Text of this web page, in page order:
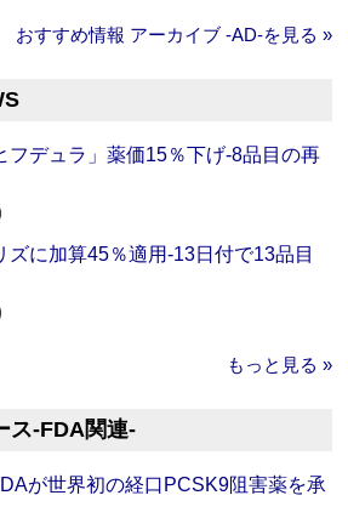
おすすめ情報 アーカイブ ‐AD‐を見る »
フデュラ」薬価15％下げ‐8品目の再
ズに加算45％適用‐13日付で13品目
もっと見る »
‐FDA関連‐
が世界初の経口PCSK9阻害薬を承